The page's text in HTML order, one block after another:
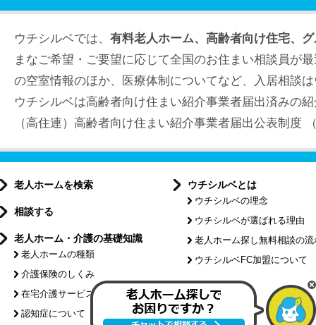
ウチシルベでは、 有料老人ホーム、高齢者向け住宅、
まなご希望・ご要望に応じて全国のお住まい相談員が
の空室情報のほか、医療体制についてなど、入居相談
ウチシルベは高齢者向け住まい紹介事業者届出済みの
（高住連）高齢者向け住まい紹介事業者届出公表制度
老人ホームを検索
相談する
老人ホーム・介護の基礎知識
老人ホームの種類
介護保険のしくみ
在宅介護サービスについて
認知症について
ウチシルベとは
ウチシルベの理念
ウチシルベが選ばれる理由
老人ホーム探し無料相談の流
ウチシルベFC加盟について
特集記事
介護コラム